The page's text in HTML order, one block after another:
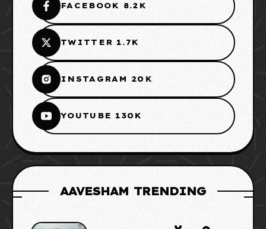
FACEBOOK 8.2K
TWITTER 1.7K
INSTAGRAM 20K
YOUTUBE 130K
AAVESHAM TRENDING